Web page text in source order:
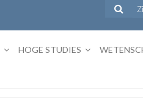
HOGE STUDIES